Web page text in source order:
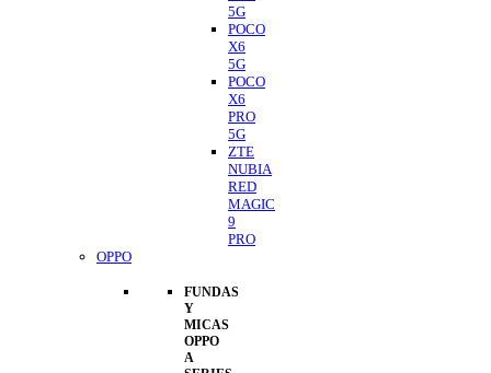
5G
POCO
X6
5G
POCO
X6
PRO
5G
ZTE
NUBIA
RED
MAGIC
9
PRO
OPPO
FUNDAS
Y
MICAS
OPPO
A